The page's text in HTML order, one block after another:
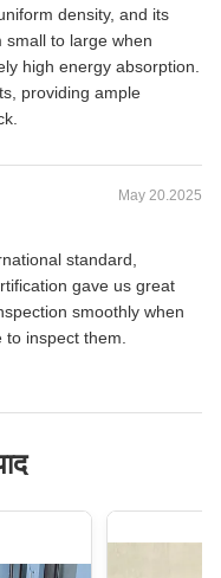
density, and its
small to large when
high energy absorption.
providing ample
May 20.2025
standard,
gave us great
smoothly when
to inspect them.